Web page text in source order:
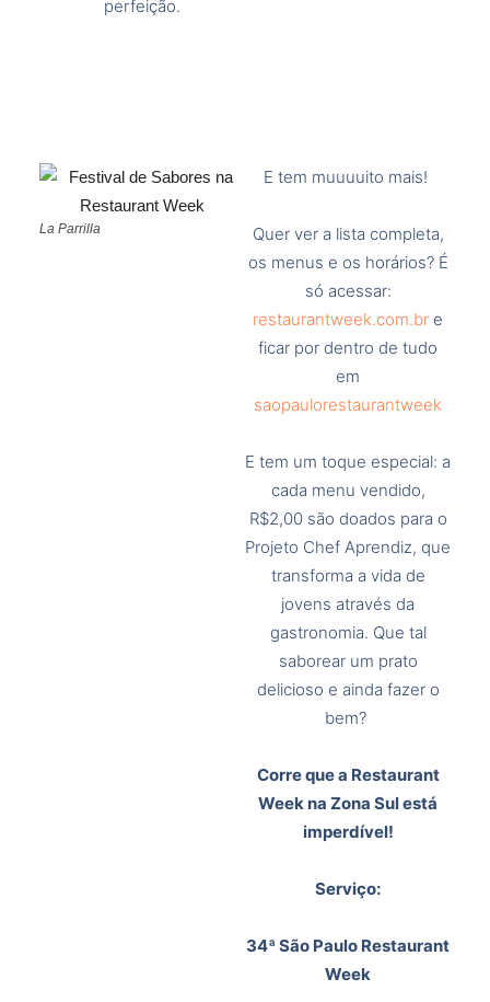
perfeição.
E tem muuuuito mais!
Quer ver a lista completa,
os menus e os horários? É
só acessar:
restaurantweek.com.br e
ficar por dentro de tudo
em
saopaulorestaurantweek
E tem um toque especial: a
cada menu vendido,
R$2,00 são doados para o
Projeto Chef Aprendiz, que
transforma a vida de
jovens através da
gastronomia. Que tal
saborear um prato
delicioso e ainda fazer o
bem?
Corre que a Restaurant
Week na Zona Sul está
imperdível!
Serviço:
34ª São Paulo Restaurant
Week
La Parrilla